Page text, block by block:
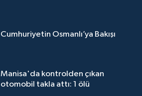
Cumhuriyetin Osmanlı’ya Bakışı
Manisa'da kontrolden çıkan
otomobil takla attı: 1 ölü